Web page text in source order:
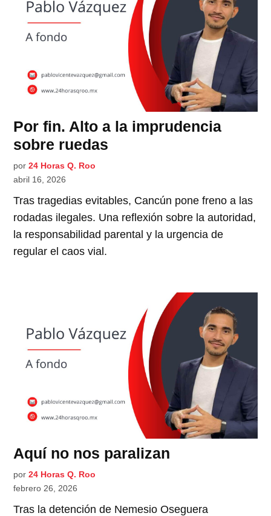
Por fin. Alto a la imprudencia
sobre ruedas
por 24 Horas Q. Roo
abril 16, 2026
Tras tragedias evitables, Cancún pone freno a las
rodadas ilegales. Una reflexión sobre la autoridad,
la responsabilidad parental y la urgencia de
regular el caos vial.
Aquí no nos paralizan
por 24 Horas Q. Roo
febrero 26, 2026
Tras la detención de Nemesio Oseguera